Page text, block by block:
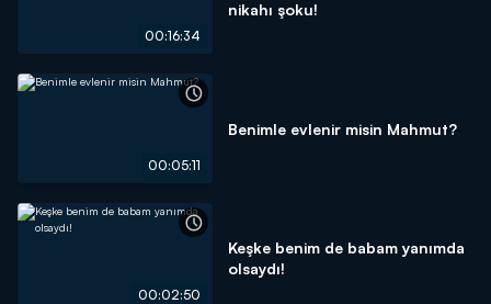
00:16:34
nikahı şoku!
00:05:11
Benimle evlenir misin Mahmut?
00:02:50
Keşke benim de babam yanımda
olsaydı!